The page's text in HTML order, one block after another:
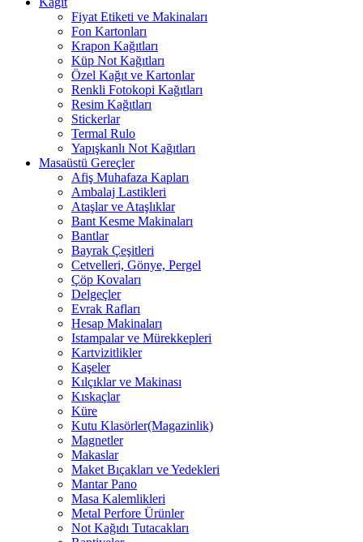
Fiyat Etiketi ve Makinaları
Fon Kartonları
Krapon Kağıtları
Küp Not Kağıtları
Özel Kağıt ve Kartonlar
Renkli Fotokopi Kağıtları
Resim Kağıtları
Stickerlar
Termal Rulo
Yapışkanlı Not Kağıtları
Masaüstü Gereçler
Afiş Muhafaza Kapları
Ambalaj Lastikleri
Ataşlar ve Ataşlıklar
Bant Kesme Makinaları
Bantlar
Bayrak Çeşitleri
Cetvelleri, Gönye, Pergel
Çöp Kovaları
Delgeçler
Evrak Rafları
Hesap Makinaları
Istampalar ve Mürekkepleri
Kartvizitlikler
Kaşeler
Kılçıklar ve Makinası
Kıskaçlar
Küre
Kutu Klasörler(Magazinlik)
Magnetler
Makaslar
Maket Bıçakları ve Yedekleri
Mantar Pano
Masa Kalemlikleri
Metal Perfore Ürünler
Not Kağıdı Tutacakları